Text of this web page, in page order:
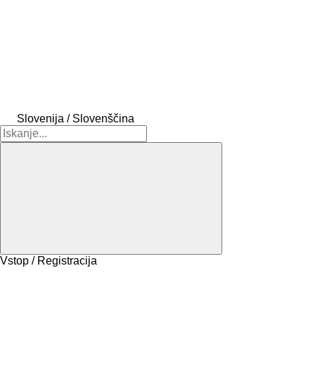
Slovenija / Slovenščina
Vstop / Registracija